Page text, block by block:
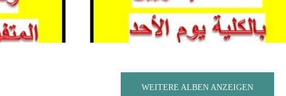
WEITERE ALBEN ANZEIGEN